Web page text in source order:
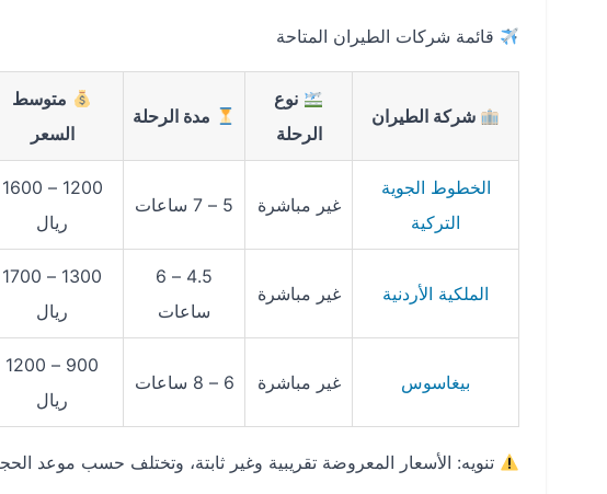
قائمة شركات الطيران المتاحة
شركة الطيران
نوع
الرحلة
مدة الرحلة
متوسط
السعر
الخطوط الجوية
التركية
غير مباشرة 5 – 7 ساعات
1200 – 1600
ريال
الملكية الأردنية غير مباشرة
4.5 – 6
ساعات
1300 – 1700
ريال
بيغاسوس غير مباشرة 6 – 8 ساعات
900 – 1200
ريال
تنويه: الأسعار المعروضة تقريبية وغير ثابتة، وتختلف حسب موعد